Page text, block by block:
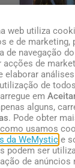
esta compra.
web utiliza
e de marketing,
de navegação
acções de
elaborar
de
em
alguns,
. Pode obter
usamos
da WeMystice
podem ser
de anúncios